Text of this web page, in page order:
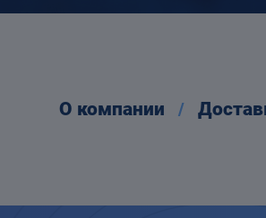
О компании